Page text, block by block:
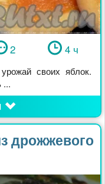
2 4 ч
своих яблок.
...
дрожжевого